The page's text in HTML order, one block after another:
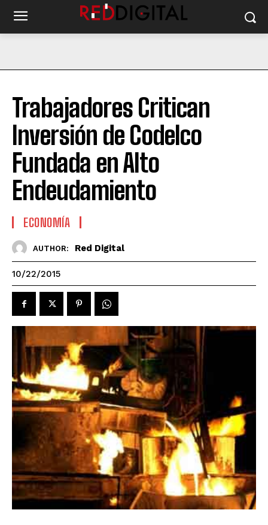
Trabajadores Critican
Inversión de Codelco
Fundada en Alto
Endeudamiento
ECONOMÍA
AUTHOR: Red Digital
10/22/2015